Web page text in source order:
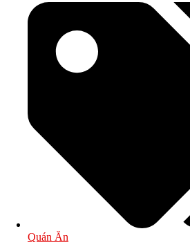
Quán Ăn